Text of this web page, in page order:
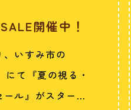
開催中！
いすみ市の
にて『夏の視る・
ル』がスター